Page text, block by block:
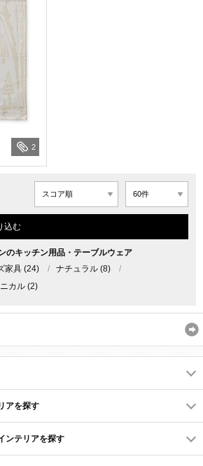
2
込む
のキッチン用品・テーブルウェア
家具 (24) / ナチュラル (8)
/
カル (2)
アを探す
ンテリアを探す